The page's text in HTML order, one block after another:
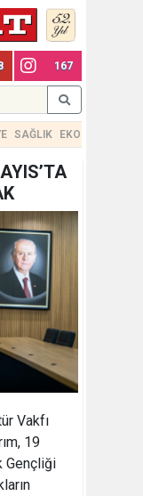
167
SAĞLIK EKONOMİ
Vakfı
19
Gençliği